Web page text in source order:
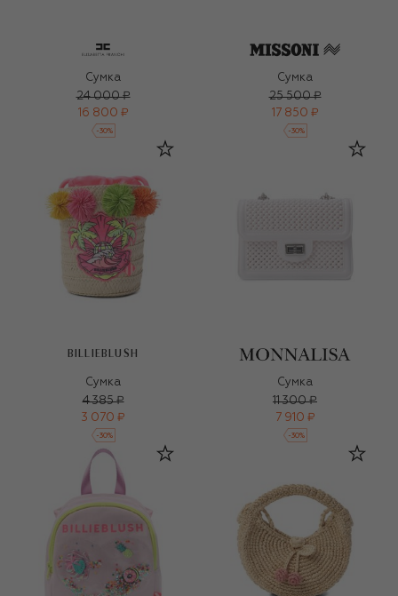
Сумка
24 000 ₽
16 800 ₽
-30%
Сумка
25 500 ₽
17 850 ₽
-30%
BILLIEBLUSH
Сумка
4 385 ₽
3 070 ₽
-30%
Сумка
11 300 ₽
7 910 ₽
-30%